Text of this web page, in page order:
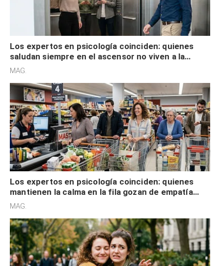
Los expertos en psicología coinciden: quienes
saludan siempre en el ascensor no viven a la
defensiva y tienen apertura social
MAG.
Los expertos en psicología coinciden: quienes
mantienen la calma en la fila gozan de empatía
cognitiva, gratitud y no solo tienen autocontrol
MAG.